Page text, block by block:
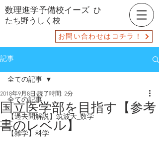
数理進学予備校イーズ ひ
たち野うしく校
お問い合わせはコチラ！
記事
全ての記事
【過去問解説】筑波大_数学
【雑学】科学
全ての記事
国立医学部を目指す【参考
書のレベル】
2018年9月8日 読了時間: 2分